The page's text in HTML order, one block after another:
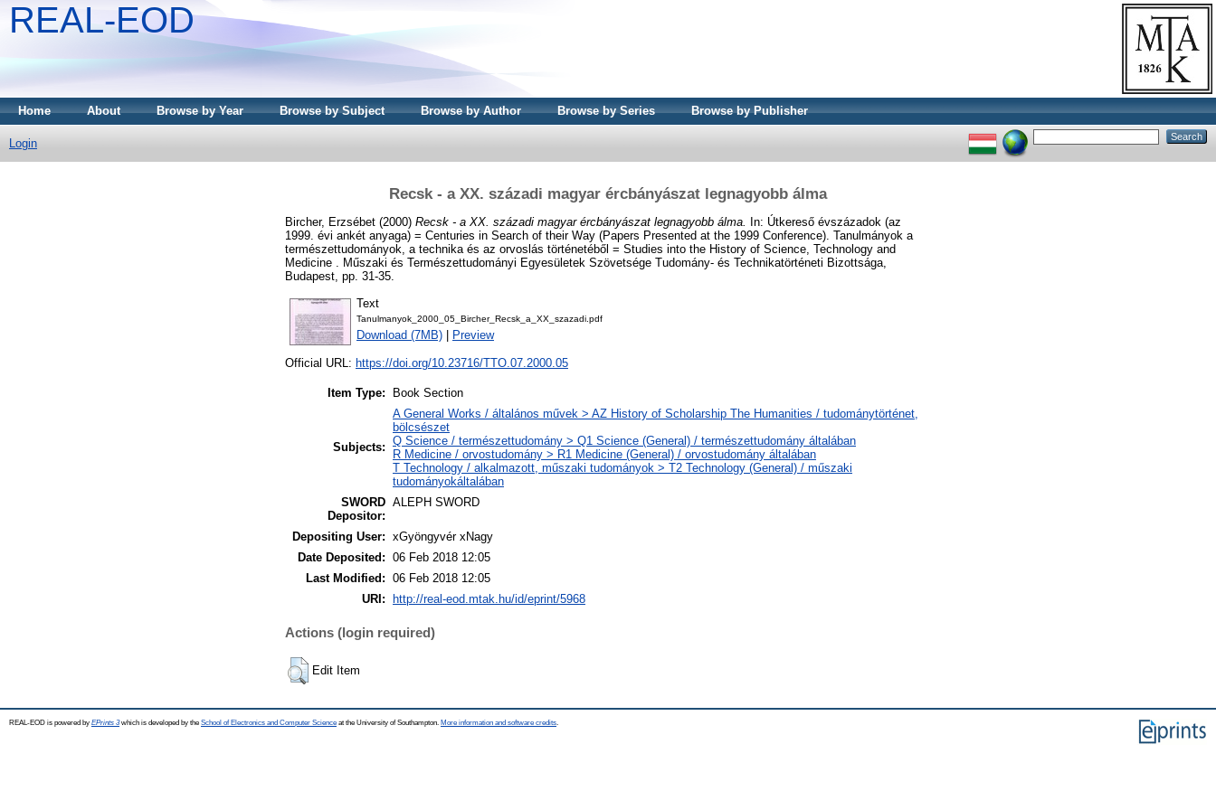
REAL-EOD
Home About Browse by Year Browse by Subject Browse by Author Browse by Series Browse by Publisher
Login
Recsk - a XX. századi magyar ércbányászat legnagyobb álma
Bircher, Erzsébet (2000) Recsk - a XX. századi magyar ércbányászat legnagyobb álma. In: Útkereső évszázadok (az
1999. évi ankét anyaga) = Centuries in Search of their Way (Papers Presented at the 1999 Conference). Tanulmányok a
természettudományok, a technika és az orvoslás történetéből = Studies into the History of Science, Technology and
Medicine . Műszaki és Természettudományi Egyesületek Szövetsége Tudomány- és Technikatörténeti Bizottsága,
Budapest, pp. 31-35.
Text
Tanulmanyok_2000_05_Bircher_Recsk_a_XX_szazadi.pdf
Download (7MB) Preview
Official URL: https://doi.org/10.23716/TTO.07.2000.05
Item Type: Book Section
Subjects:
A General Works / általános művek > AZ History of Scholarship The Humanities / tudománytörténet,
bölcsészet
Q Science / természettudomány > Q1 Science (General) / természettudomány általában
R Medicine / orvostudomány > R1 Medicine (General) / orvostudomány általában
T Technology / alkalmazott, műszaki tudományok > T2 Technology (General) / műszaki
tudományokáltalában
SWORD
Depositor:
ALEPH SWORD
Depositing User: xGyöngyvér xNagy
Date Deposited: 06 Feb 2018 12:05
Last Modified: 06 Feb 2018 12:05
URI:
http://real-eod.mtak.hu/id/eprint/5968
Actions (login required)
Edit Item
REAL-EOD is powered by EPrints 3which is developed by the School of Electronics and Computer Science at the University of Southampton. More information and software credits